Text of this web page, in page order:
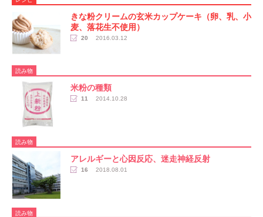
きな粉クリームの玄米カップケーキ（卵、乳、小
麦、落花生不使用）
20 2016.03.12
読み物
米粉の種類
11 2014.10.28
読み物
アレルギーと心因反応、迷走神経反射
16 2018.08.01
読み物